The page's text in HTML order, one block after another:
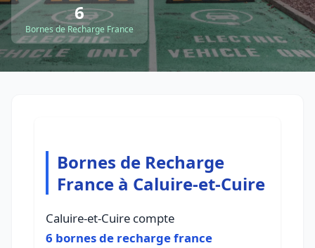
6
Bornes de Recharge France
Bornes de Recharge
France à Caluire-et-Cuire
Caluire-et-Cuire compte
6 bornes de recharge france